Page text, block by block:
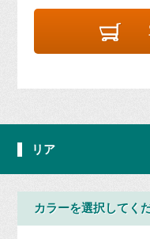
リア
カラーを選択してく